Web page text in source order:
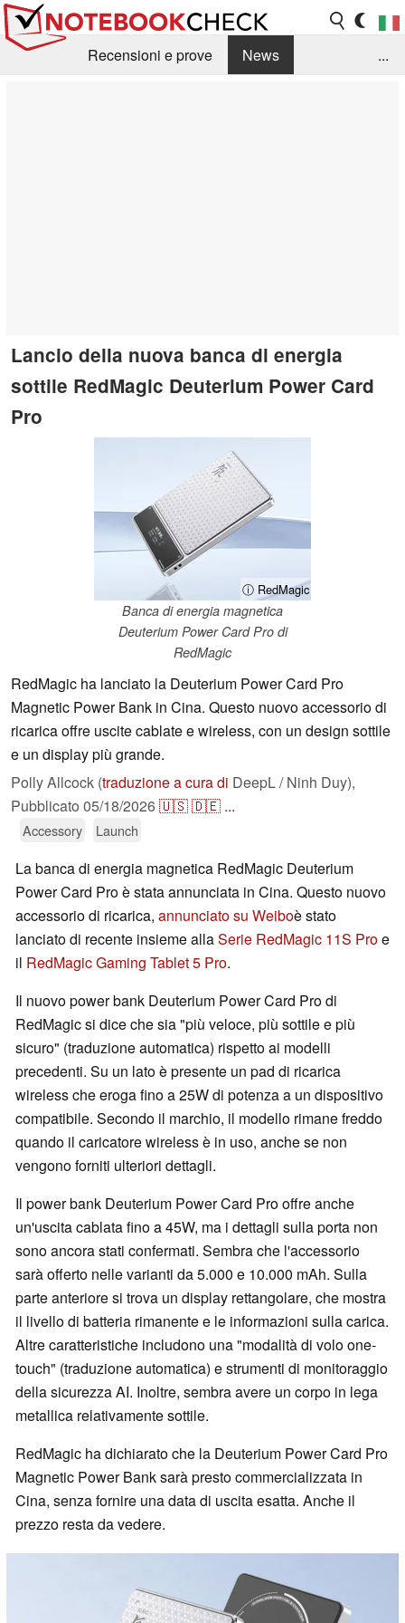
Recensioni e prove
News
...
Lancio della nuova banca di energia
sottile RedMagic Deuterium Power Card
Pro
ⓘ RedMagic
Banca di energia magnetica
Deuterium Power Card Pro di
RedMagic
RedMagic ha lanciato la Deuterium Power Card Pro
Magnetic Power Bank in Cina. Questo nuovo accessorio di
ricarica offre uscite cablate e wireless, con un design sottile
e un display più grande.
Polly Allcock (traduzione a cura di DeepL / Ninh Duy),
Pubblicato 05/18/2026🇺🇸🇩🇪 ...
Accessory Launch
La banca di energia magnetica RedMagic Deuterium
Power Card Pro è stata annunciata in Cina. Questo nuovo
accessorio di ricarica, annunciato su Weiboè stato
lanciato di recente insieme allaSerie RedMagic 11S Proe
il RedMagic Gaming Tablet 5 Pro.
Il nuovo power bank Deuterium Power Card Pro di
RedMagic si dice che sia "più veloce, più sottile e più
sicuro" (traduzione automatica) rispetto ai modelli
precedenti. Su un lato è presente un pad di ricarica
wireless che eroga fino a 25W di potenza a un dispositivo
compatibile. Secondo il marchio, il modello rimane freddo
quando il caricatore wireless è in uso, anche se non
vengono forniti ulteriori dettagli.
Il power bank Deuterium Power Card Pro offre anche
un'uscita cablata fino a 45W, ma i dettagli sulla porta non
sono ancora stati confermati. Sembra che l'accessorio
sarà offerto nelle varianti da 5.000 e 10.000 mAh. Sulla
parte anteriore si trova un display rettangolare, che mostra
il livello di batteria rimanente e le informazioni sulla carica.
Altre caratteristiche includono una "modalità di volo one-
touch" (traduzione automatica) e strumenti di monitoraggio
della sicurezza AI. Inoltre, sembra avere un corpo in lega
metallica relativamente sottile.
RedMagic ha dichiarato che la Deuterium Power Card Pro
Magnetic Power Bank sarà presto commercializzata in
Cina, senza fornire una data di uscita esatta. Anche il
prezzo resta da vedere.